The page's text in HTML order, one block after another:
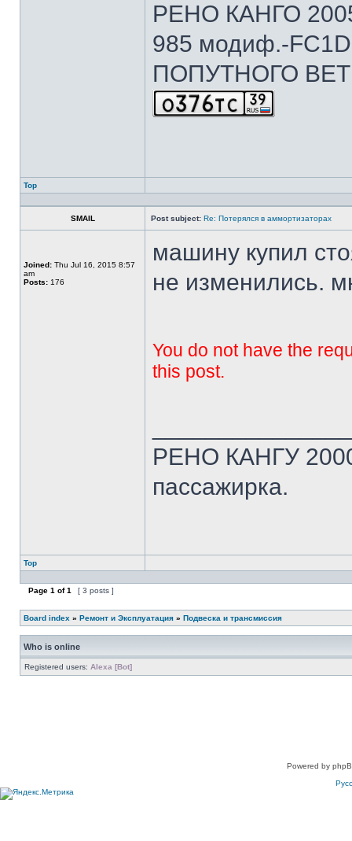
РЕНО КАНГО
985 модиф.-
ПОПУТНОГО
Top
SMAIL Post subject: Re: Потерялся в аммортизаторах
Joined: Thu Jul 16, 2015 8:57
am
Posts: 176
машину купил
не изменились.
You do not have the
this post.
РЕНО КАНГУ 2000
пассажирка.
Top
Page 1 of1 [ 3 posts ]
Board index » Ремонт и Эксплуатация » Подвеска и трансмиссия
Who is online
Registered users: Alexa [Bot]
Powered by